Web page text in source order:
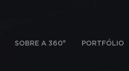
SOBRE A 360° PORTFÓLIO